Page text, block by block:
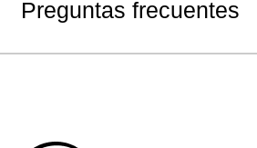
Preguntas frecuentes